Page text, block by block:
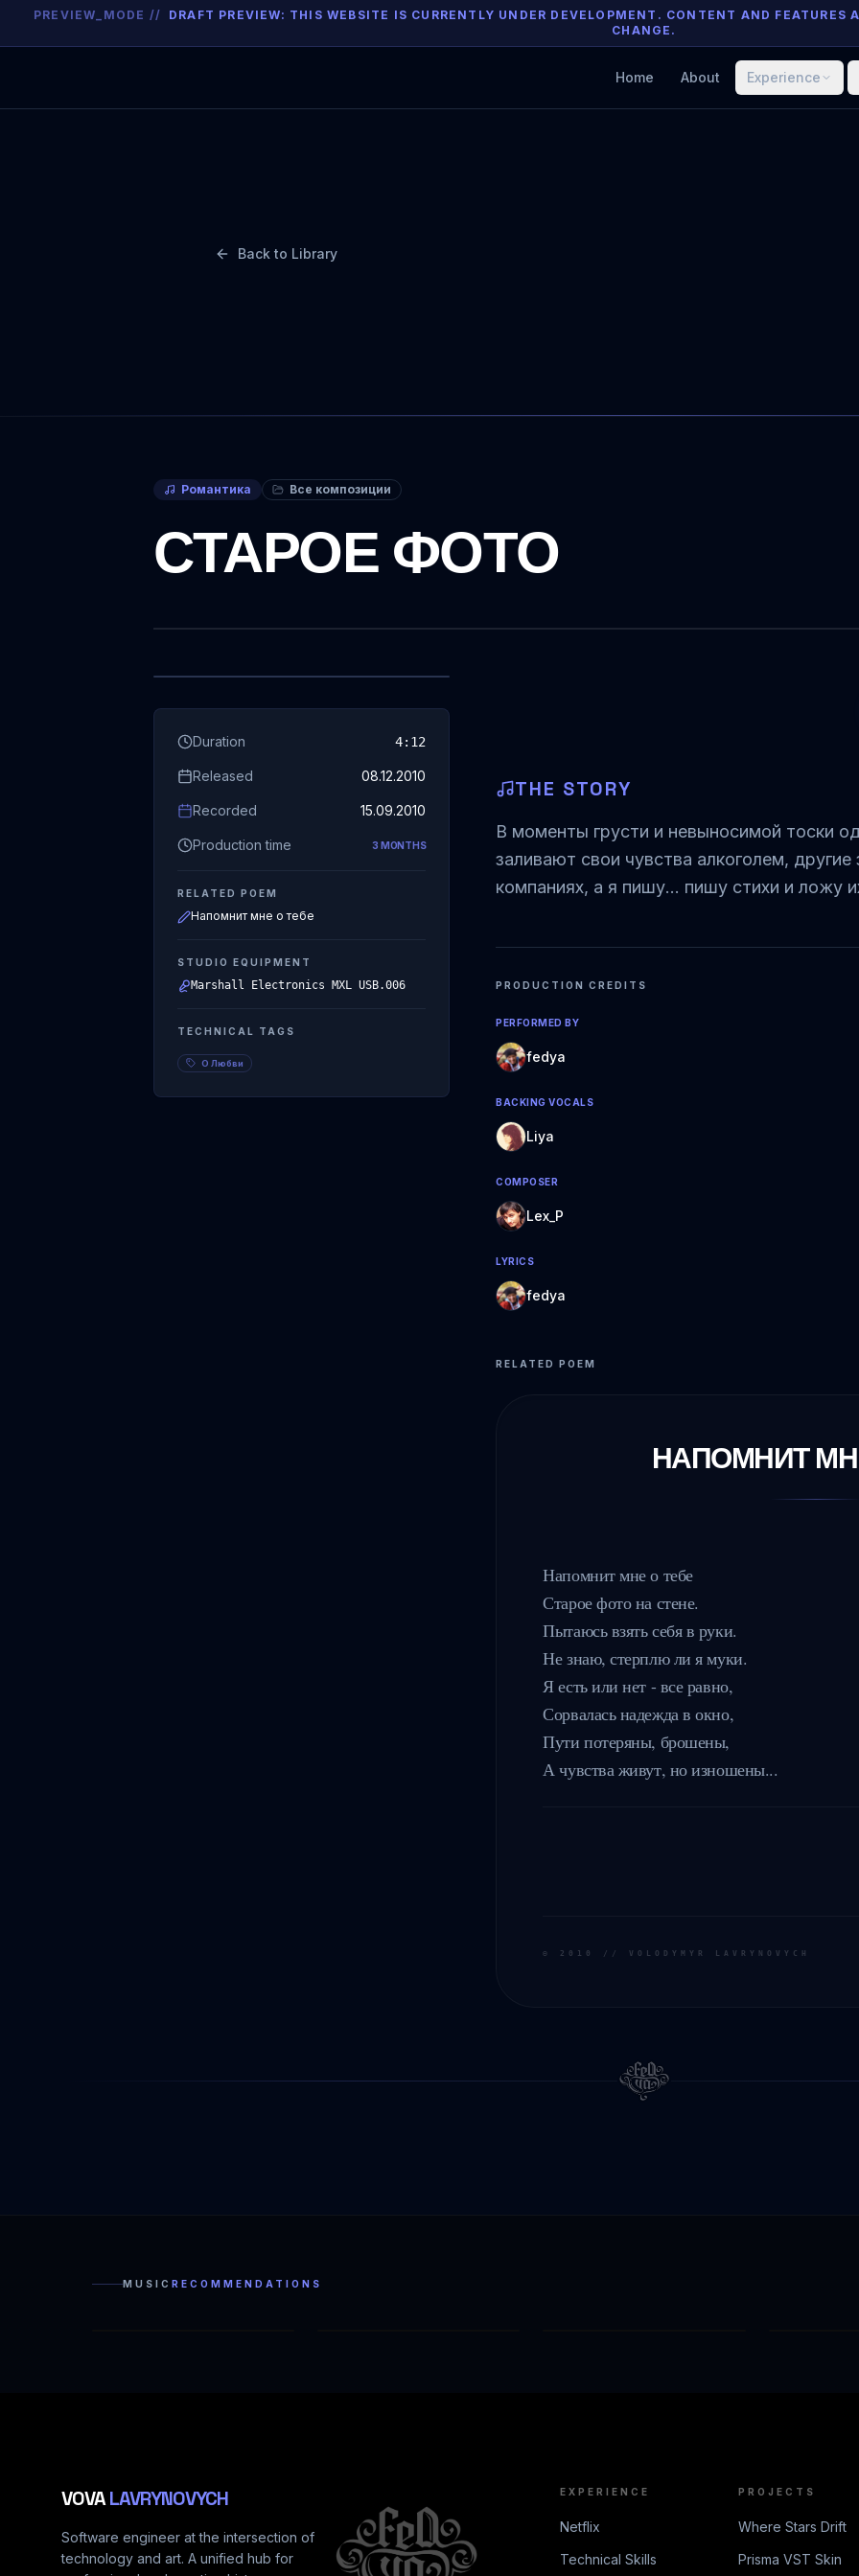
PREVIEW_MODE //
DRAFT PREVIEW: THIS WEBSITE IS CURRENTLY UNDER DEVELOPMENT. CONTENT AND FEATURES
CHANGE.
Home About Experience
Back to Library
Романтика Все композиции
СТАРОЕ ФОТО
Duration 4: 12
Released 08.12.2010
Recorded 15.09.2010
Production time 3 MONTHS
RELATED POEM
Напомнит мне о тебе
STUDIO EQUIPMENT
Marshall Electronics MXL USB.006
TECHNICAL TAGS
О Любви
THE STORY
В моменты грусти и невыносимой тоски
заливают свои чувства алкоголем,
компаниях, а я пишу… пишу стихи и ложу
PRODUCTION CREDITS
PERFORMED BY
fedya
BACKING VOCALS
Liya
COMPOSER
Lex_P
LYRICS
fedya
RELATED POEM
НАПОМНИТ
Напомнит мне о тебе
Старое фото на стене.
Пытаюсь взять себя в руки.
Не знаю, стерплю ли я муки.
Я есть или нет - все равно,
Сорвалась надежда в окно,
Пути потеряны, брошены,
А чувства живут, но изношены...
© 2010 // VOLODYMYR LAVRYNOVYCH
MUSIC RECOMMENDATIONS
VOVALAVRYNOVYCH
Software engineer at the intersection of
technology and art. A unified hub for
EXPERIENCE
Netflix
Technical Skills
PROJECTS
Where Stars Drift
Prisma VST Skin